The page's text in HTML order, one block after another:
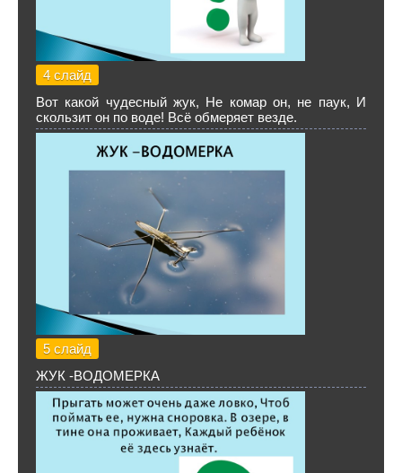
4 слайд
Вот какой чудесный жук, Не комар он, не паук, И
скользит он по воде! Всё обмеряет везде.
5 слайд
ЖУК -ВОДОМЕРКА